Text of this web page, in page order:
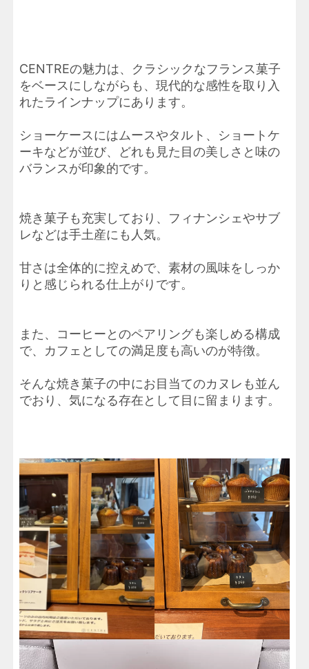
CENTREの魅力は、クラシックなフランス菓子
をベースにしながらも、現代的な感性を取り入
れたラインナップにあります。
ショーケースにはムースやタルト、ショートケ
ーキなどが並び、どれも見た目の美しさと味の
バランスが印象的です。
焼き菓子も充実しており、フィナンシェやサブ
レなどは手土産にも人気。
甘さは全体的に控えめで、素材の風味をしっか
りと感じられる仕上がりです。
また、コーヒーとのペアリングも楽しめる構成
で、カフェとしての満足度も高いのが特徴。
そんな焼き菓子の中にお目当てのカヌレも並ん
でおり、気になる存在として目に留まります。